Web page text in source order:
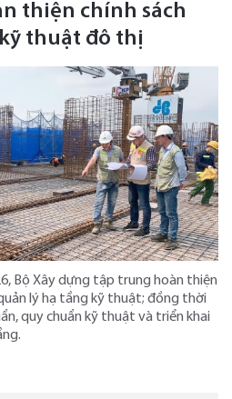
thiện chính sách
thuật đô thị
Bộ Xây dựng tập trung hoàn thiện
lý hạ tầng kỹ thuật; đồng thời
quy chuẩn kỹ thuật và triển khai